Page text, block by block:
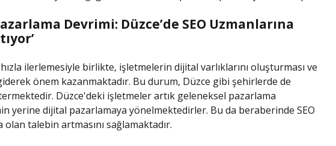
Devrimi: Düzce’de SEO Uzmanlarına
ilerlemesiyle birlikte, işletmelerin dijital varlıklarını oluşturması ve
önem kazanmaktadır. Bu durum, Düzce gibi şehirlerde de
Düzce'deki işletmeler artık geleneksel pazarlama
yerine dijital pazarlamaya yönelmektedirler. Bu da beraberinde SEO
olan talebin artmasını sağlamaktadır.